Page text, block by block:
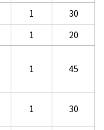
1
30
1 20
1 45
1 30